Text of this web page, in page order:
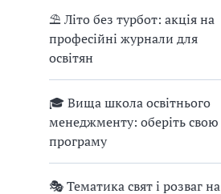
⛱ Літо без турбот: акція на
професійні журнали для
освітян
🎓 Вища школа освітнього
менеджменту: оберіть свою
програму
🎭 Тематика свят і розваг на